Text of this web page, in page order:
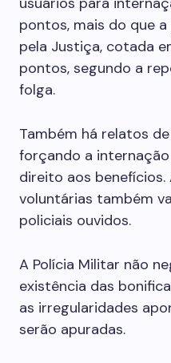
pontos, mais do que
pela Justiça, cotada
pontos, segundo a
folga.
Também há relatos
forçando a
direito aos
voluntárias também
policiais ouvidos.
A Polícia Militar não
existência das
as irregularidades
serão apuradas.